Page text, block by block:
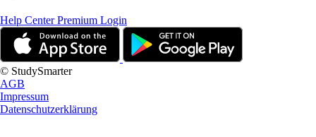
Help CenterPremium Login
© StudySmarter
AGB
Impressum
Datenschutzerklärung